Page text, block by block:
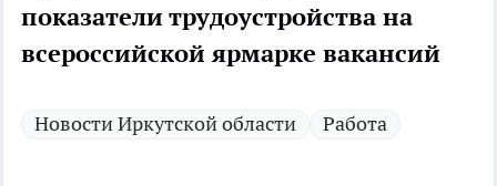
показатели трудоустройства на
всероссийской ярмарке вакансий
Новости Иркутской области Работа